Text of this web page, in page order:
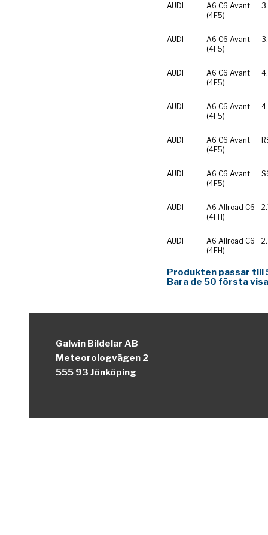
AUDI
A6 C6 Avant
(4F5)
AUDI
A6 C6 Avant
(4F5)
AUDI
A6 C6 Avant
(4F5)
AUDI
A6 C6 Avant
(4F5)
AUDI
A6 C6 Avant
(4F5)
AUDI
A6 C6 Avant
(4F5)
AUDI
A6 Allroad C6
(4FH)
AUDI
A6 Allroad C6
(4FH)
Produkten passar till
Bara de 50 första
Galwin Bildelar AB
Meteorologvägen 2
555 93 Jönköping